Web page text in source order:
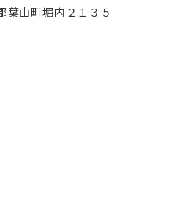
山町堀内２１３５